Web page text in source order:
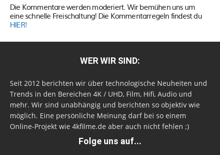
Die Kommentare werden moderiert. Wir bemühen uns um
eine schnelle Freischaltung! Die Kommentarregeln findest du
HIER!
WER WIR SIND:
Seit 2012 berichten wir über technologische Neuheiten und
Trends in den Bereichen 4K / UHD, Film, Hifi, Audio und
mehr. Wir sind unabhängig und berichten so objektiv wie
möglich. Eine persönliche Meinung darf bei so einem
Online-Projekt wie 4kfilme.de aber auch nicht fehlen ;)
Folge uns auf...